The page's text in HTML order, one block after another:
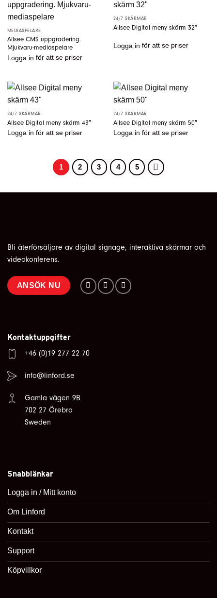
MEDIASPELARE
Allsee CMS uppgradering.
Mjukvaru-mediaspelare
Logga in för att se priser
24/7 SKÄRMAR
Allsee Digital meny skärm 32″
Logga in för att se priser
24/7 SKÄRMAR
Allsee Digital meny skärm 43″
Logga in för att se priser
24/7 SKÄRMAR
Allsee Digital meny skärm 50″
Logga in för att se priser
1 2 3 4 5
Bli återförsäljare av digital signage, interaktiva skärmar och
videokonferens.
ANSÖK NU
Kontaktuppgifter
+46 (0)19 277 22 70
info@linford.se
Gamla vägen 9B
702 27 Örebro
Sweden
Snabblänkar
Logga in / Mitt konto
Om Linford
Kontakt
Support
Köpvillkor